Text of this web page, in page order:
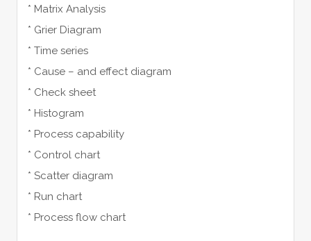
* Matrix Analysis
* Grier Diagram
* Time series
* Cause – and effect diagram
* Check sheet
* Histogram
* Process capability
* Control chart
* Scatter diagram
* Run chart
* Process flow chart